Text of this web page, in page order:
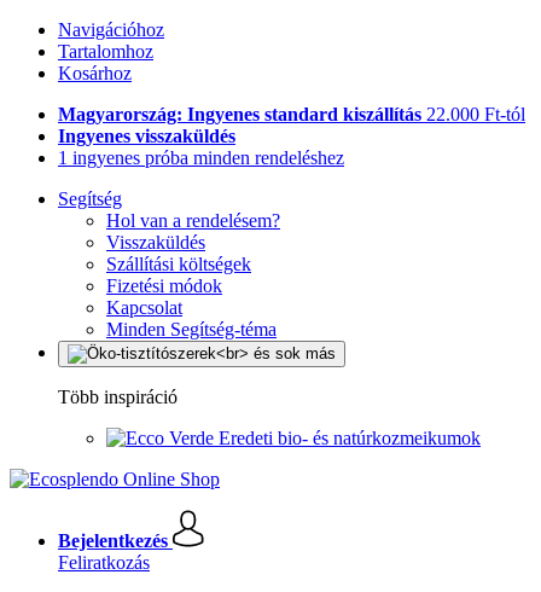
Navigációhoz
Tartalomhoz
Kosárhoz
Magyarország: Ingyenes standard kiszállítás 22.000 Ft-tól
Ingyenes visszaküldés
1 ingyenes próba minden rendeléshez
Segítség
Hol van a rendelésem?
Visszaküldés
Szállítási költségek
Fizetési módok
Kapcsolat
Minden Segítség-téma
Több inspiráció
Eredeti bio- és natúrkozmeikumok
Bejelentkezés
Feliratkozás